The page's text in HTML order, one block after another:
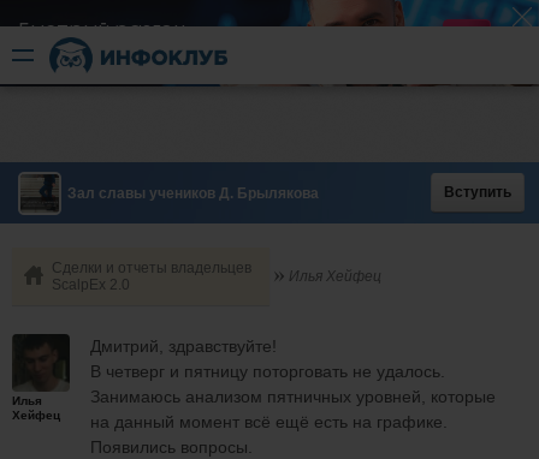
Быстрый разгон
​в короткие сроки
Зал славы учеников Д. Брылякова Вступить
Сделки и отчеты владельцев
ScalpEx 2.0
Илья Хейфец
Илья
Хейфец
Дмитрий, здравствуйте!
В четверг и пятницу поторговать не удалось.
Занимаюсь анализом пятничных уровней, которые
на данный момент всё ещё есть на графике.
Появились вопросы.